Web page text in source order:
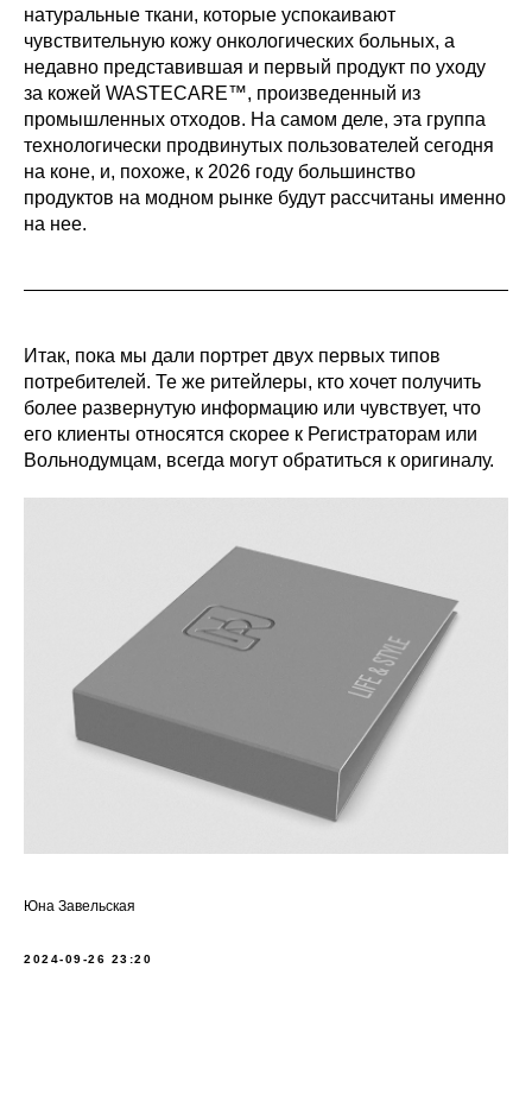
натуральные ткани, которые успокаивают
чувствительную кожу онкологических больных, а
недавно представившая и первый продукт по уходу
за кожей WASTECARE™, произведенный из
промышленных отходов. На самом деле, эта группа
технологически продвинутых пользователей сегодня
на коне, и, похоже, к 2026 году большинство
продуктов на модном рынке будут рассчитаны именно
на нее.
Итак, пока мы дали портрет двух первых типов
потребителей. Те же ритейлеры, кто хочет получить
более развернутую информацию или чувствует, что
его клиенты относятся скорее к Регистраторам или
Вольнодумцам, всегда могут обратиться к оригиналу.
Юна Завельская
2024-09-26 23:20